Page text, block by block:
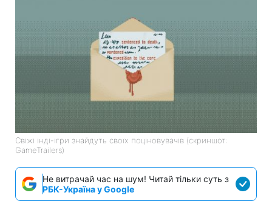
Свіжі інді-ігри знайдуть своїх поціновувачів (скриншот:
GameTrailers)
Не витрачай час на шум! Читай тільки суть з
РБК-Україна у Google